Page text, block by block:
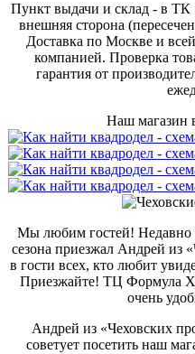
Пункт выдачи и склад - в
внешняя сторона
Доставка по Москве и
компанией. Проверка
гарантия от
Наш магазин
Мы любим гостей! Недавно
сезона приезжал Андрей из
в гости всех, кто любит
Приезжайте! ТЦ Формула
очень
Андрей из «Чеховских
советует посетить наш